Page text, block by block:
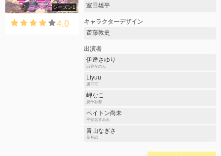
シーズン1
4.0
室田雄平
キャラクターデザイン
斎藤敦史
出演者
伊達さゆり
澁谷かのん
Liyuu
唐可可
岬なこ
嵐千砂都
ペイトン尚未
平安名すみれ
青山なぎさ
葉月恋